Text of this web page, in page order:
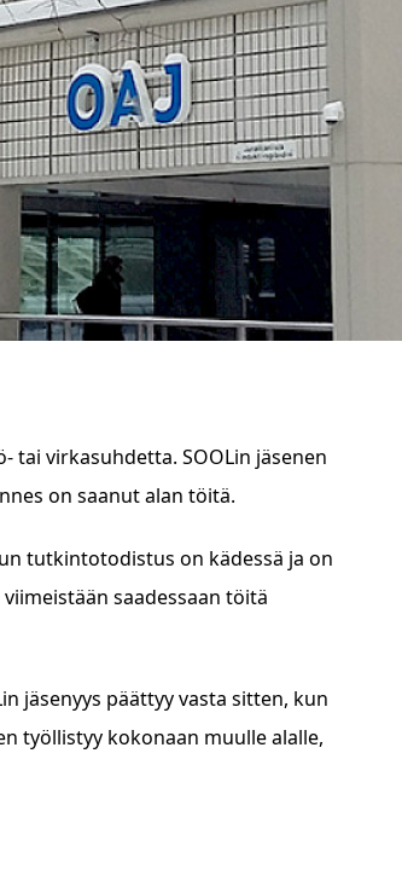
tai virkasuhdetta. SOOLin jäsenen
on saanut alan töitä.
tutkintotodistus on kädessä ja on
saadessaan töitä
jäsenyys päättyy vasta sitten, kun
työllistyy kokonaan muulle alalle,